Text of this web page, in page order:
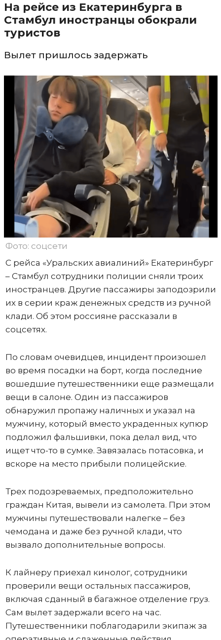
На рейсе из Екатеринбурга в
Стамбул иностранцы обокрали
туристов
Вылет пришлось задержать
Фото: соцсети
С рейса «Уральских авиалиний» Екатеринбург
– Стамбул сотрудники полиции сняли троих
иностранцев. Другие пассажиры заподозрили
их в серии краж денежных средств из ручной
клади. Об этом россияне рассказали в
соцсетях.
По словам очевидцев, инцидент произошел
во время посадки на борт, когда последние
вошедшие путешественники еще размещали
вещи в салоне. Один из пассажиров
обнаружил пропажу наличных и указал на
мужчину, который вместо украденных купюр
подложил фальшивки, пока делал вид, что
ищет что-то в сумке. Завязалась потасовка, и
вскоре на место прибыли полицейские.
Трех подозреваемых, предположительно
граждан Китая, вывели из самолета. При этом
мужчины путешествовали налегке – без
чемодана и даже без ручной клади, что
вызвало дополнительные вопросы.
К лайнеру приехал кинолог, сотрудники
проверили вещи остальных пассажиров,
включая сданный в багажное отделение груз.
Сам вылет задержали всего на час.
Путешественники поблагодарили экипаж за